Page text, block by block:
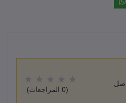
(0 المراجعات)